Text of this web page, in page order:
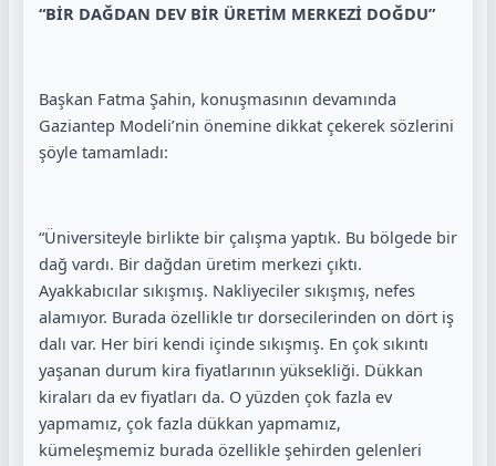
“BİR DAĞDAN DEV BİR ÜRETİM MERKEZİ DOĞDU”
Başkan Fatma Şahin, konuşmasının devamında
Gaziantep Modeli’nin önemine dikkat çekerek sözlerini
şöyle tamamladı:
“Üniversiteyle birlikte bir çalışma yaptık. Bu bölgede bir
dağ vardı. Bir dağdan üretim merkezi çıktı.
Ayakkabıcılar sıkışmış. Nakliyeciler sıkışmış, nefes
alamıyor. Burada özellikle tır dorsecilerinden on dört iş
dalı var. Her biri kendi içinde sıkışmış. En çok sıkıntı
yaşanan durum kira fiyatlarının yüksekliği. Dükkan
kiraları da ev fiyatları da. O yüzden çok fazla ev
yapmamız, çok fazla dükkan yapmamız,
kümeleşmemiz burada özellikle şehirden gelenleri